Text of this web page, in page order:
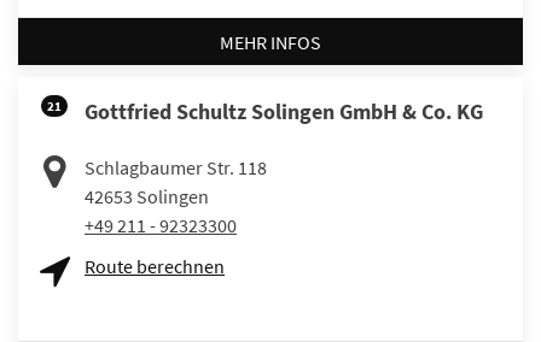
MEHR INFOS
21 Gottfried Schultz Solingen GmbH & Co. KG
Schlagbaumer Str. 118
42653 Solingen
+49 211 - 92323300
Route berechnen